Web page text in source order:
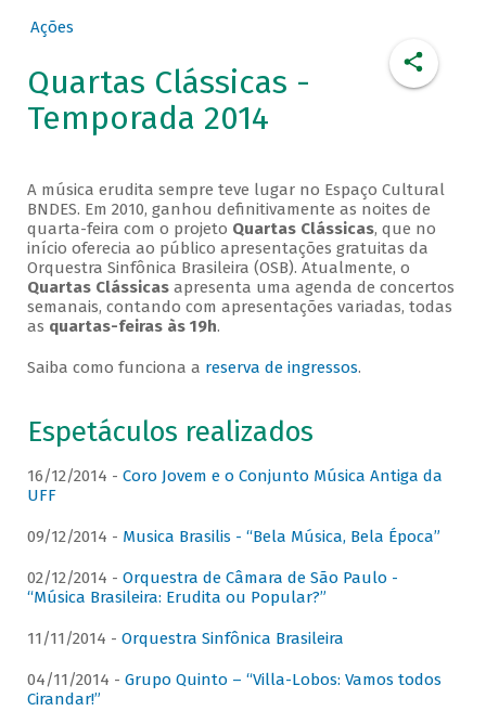
Ações
Quartas Clássicas -
Temporada 2014
A música erudita sempre teve lugar no Espaço Cultural
BNDES. Em 2010, ganhou definitivamente as noites de
quarta-feira com o projeto Quartas Clássicas, que no
início oferecia ao público apresentações gratuitas da
Orquestra Sinfônica Brasileira (OSB). Atualmente, o
Quartas Clássicasapresenta uma agenda de concertos
semanais, contando com apresentações variadas, todas
as quartas-feiras às 19h.
Saiba como funciona a reserva de ingressos.
Espetáculos realizados
16/12/2014 - Coro Jovem e o Conjunto Música Antiga da
UFF
09/12/2014 - Musica Brasilis - “Bela Música, Bela Época”
02/12/2014 - Orquestra de Câmara de São Paulo -
“Música Brasileira: Erudita ou Popular?”
11/11/2014 - Orquestra Sinfônica Brasileira
04/11/2014 - Grupo Quinto – “Villa-Lobos: Vamos todos
Cirandar!”